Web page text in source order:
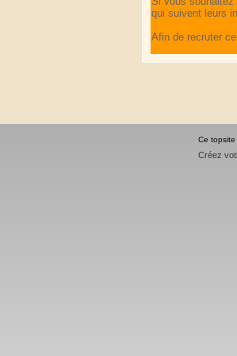
qui suivent leurs
Afin de recruter
Ce topsite
Créez